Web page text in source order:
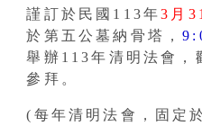
謹訂於民國113年3月
於第五公墓納骨塔，
舉辦113年清明法會，
參拜。
(每年清明法會，固定